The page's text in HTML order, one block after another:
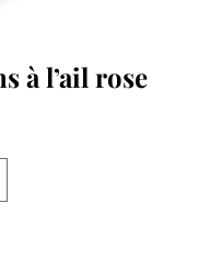
à l’ail rose